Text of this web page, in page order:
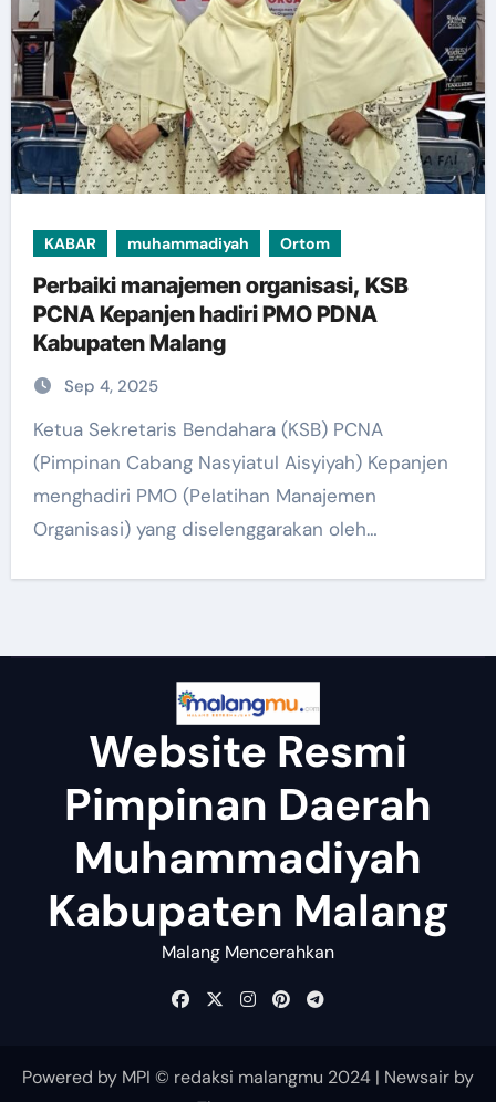
KABAR muhammadiyah Ortom
Perbaiki manajemen organisasi, KSB
PCNA Kepanjen hadiri PMO PDNA
Kabupaten Malang
Sep 4, 2025
Ketua Sekretaris Bendahara (KSB) PCNA
(Pimpinan Cabang Nasyiatul Aisyiyah) Kepanjen
menghadiri PMO (Pelatihan Manajemen
Organisasi) yang diselenggarakan oleh…
Website Resmi
Pimpinan Daerah
Muhammadiyah
Kabupaten Malang
Malang Mencerahkan
Powered by MPI © redaksi malangmu 2024 | Newsair by